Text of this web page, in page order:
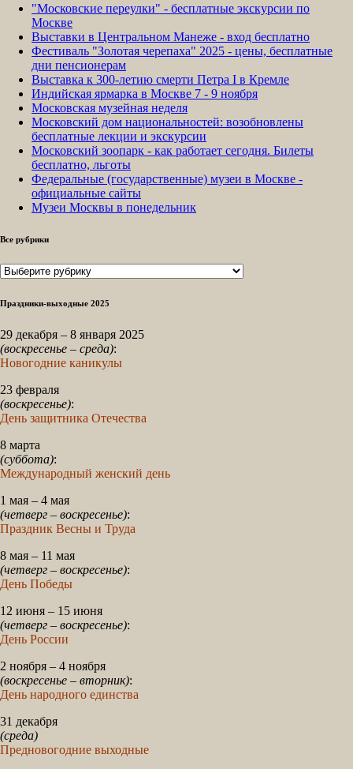
"Московские переулки" - бесплатные экскурсии по
Москве
Выставки в Центральном Манеже - вход бесплатно
Фестиваль "Золотая черепаха" 2025 - цены, бесплатные
дни пенсионерам
Выставка к 300-летию смерти Петра I в Кремле
Индийская ярмарка в Москве 7 - 9 ноября
Московская музейная неделя
Московский дом национальностей: возобновлены
бесплатные лекции и экскурсии
Московский зоопарк - как работает сегодня. Билеты
бесплатно, льготы
Федеральные (государственные) музеи в Москве -
официальные сайты
Музеи Москвы в понедельник
Все рубрики
Все
Праздники-выходные 2025
29 декабря – 8 января 2025
(воскресенье – среда):
Новогодние каникулы
23 февраля
(воскресенье):
День защитника Отечества
8 марта
(суббота):
Международный женский день
1 мая – 4 мая
(четверг – воскресенье):
Праздник Весны и Труда
8 мая – 11 мая
(четверг – воскресенье):
День Победы
12 июня – 15 июня
(четверг – воскресенье):
День России
2 ноября – 4 ноября
(воскресенье – вторник):
День народного единства
31 декабря
(среда)
Предновогодние выходные